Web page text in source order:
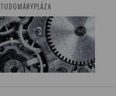
TUDOMÁNYPLÁZA